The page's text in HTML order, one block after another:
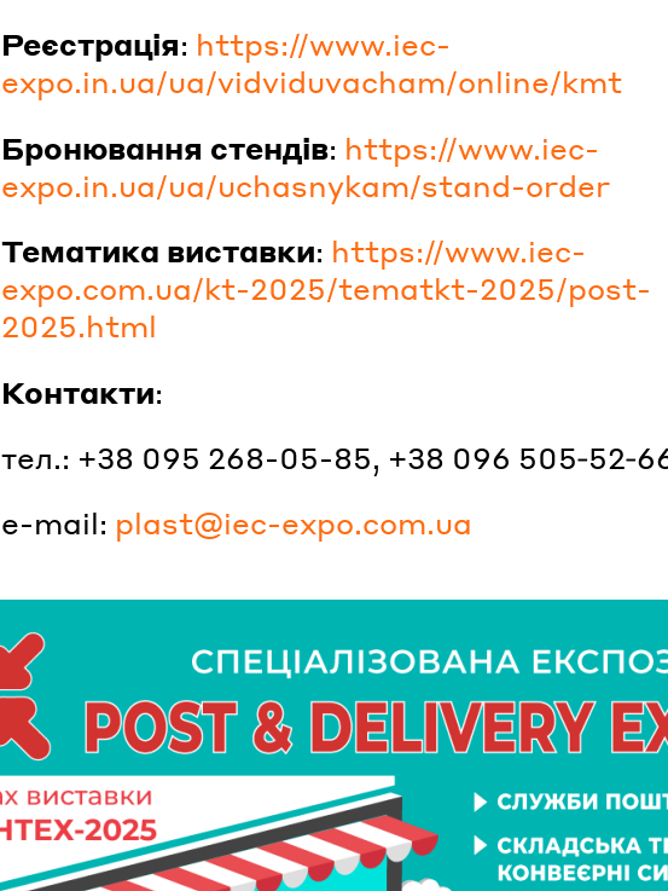
Реєстрація: https://www.iec-
expo.in.ua/ua/vidviduvacham/online/kmt
Бронювання стендів: https://www.iec-
expo.in.ua/ua/uchasnykam/stand-order
Тематика виставки: https://www.iec-
expo.com.ua/kt-2025/tematkt-2025/post-
2025.html
Контакти:
тел.: +38 095 268-05-85, +38 096
e-mail: plast@iec-expo.com.ua